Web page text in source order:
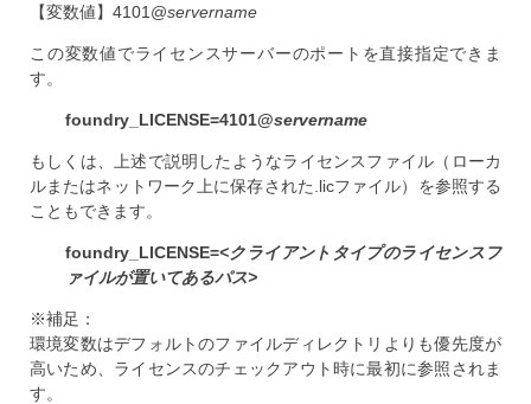
【変数値】4101@servername
この変数値でライセンスサーバーのポートを直接指定できま
す。
foundry_LICENSE=4101@servername
もしくは、上述で説明したようなライセンスファイル（ローカ
ルまたはネットワーク上に保存された.licファイル）を参照する
こともできます。
foundry_LICENSE=<クライアントタイプのライセンスフ
ァイルが置いてあるパス>
※補足：
環境変数はデフォルトのファイルディレクトリよりも優先度が
高いため、ライセンスのチェックアウト時に最初に参照されま
す。